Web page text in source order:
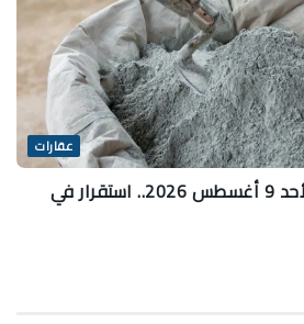
عقارات
أسعار الأسمنت اليوم الأحد 9 أغسطس 2026.. استقرار في